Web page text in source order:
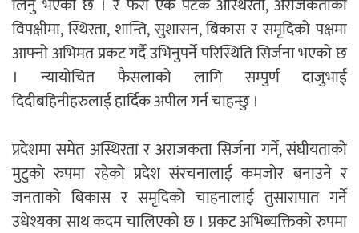
लिनु भएको छ । र फेरी एक पटक अस्थिरता, अराजकताको
विपक्षीमा, स्थिरता, शान्ति, सुशासन, बिकास र समृदिको पक्षमा
आफ्नो अभिमत प्रकट गर्दै उभिनुपर्ने परिस्थिति सिर्जना भएको छ
। न्यायोचित फैसलाको लागि सम्पुर्ण दाजुभाई
दिदीबहिनीहरुलाई हार्दिक अपील गर्न चाहन्छु ।
प्रदेशमा समेत अस्थिरता र अराजकता सिर्जना गर्ने, संघीयताको
मुटुको रुपमा रहेको प्रदेश संरचनालाई कमजोर बनाउने र
जनताको बिकास र समृदिको चाहनालाई तुसारापात गर्ने
उधेश्यका साथ कदम चालिएको छ । प्रकट अभिब्यक्तिको रुपमा